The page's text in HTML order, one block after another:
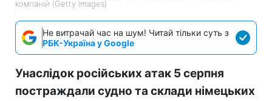
компаній (Getty Images)
Не витрачай час на шум! Читай тільки суть з
РБК-Україна у Google
Унаслідок російських атак 5 серпня
постраждали судно та склади німецьких